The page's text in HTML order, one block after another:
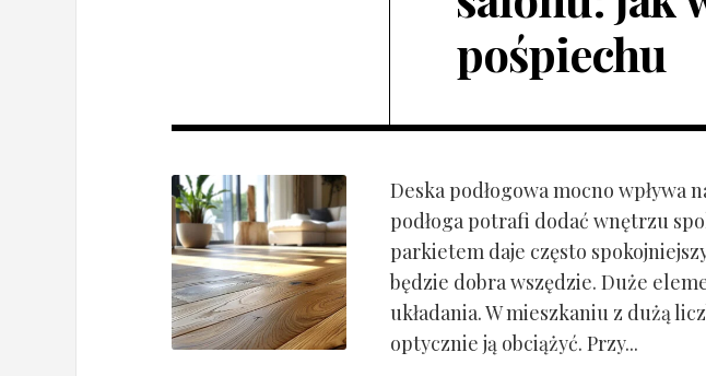
pośpiechu
Deska podłogowa mocno wpływa
podłoga potrafi dodać wnętrzu
parkietem daje często
będzie dobra wszędzie. Duże
układania. W mieszkaniu z dużą
optycznie ją obciążyć. Przy...